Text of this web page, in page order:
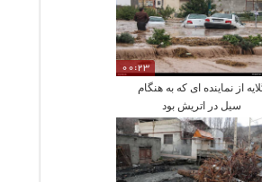
00:23
از نماینده ای که به هنگام
سیل در اتریش بود